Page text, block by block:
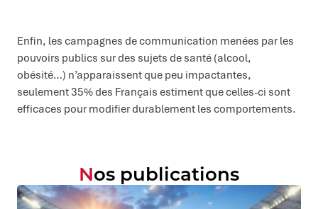
Enfin, les campagnes de communication menées par les
pouvoirs publics sur des sujets de santé (alcool,
obésité…) n’apparaissent que peu impactantes,
seulement 35% des Français estiment que celles-ci sont
efficaces pour modifier durablement les comportements.
Nos publications